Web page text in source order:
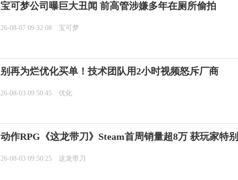
宝可梦公司曝巨大丑闻 前高管涉嫌多年在厕所偷拍
26-08-07 09:32:08 宝可梦
别再为烂优化买单！技术团队用2小时视频怒斥厂商
26-08-03 09:50:45 优化
动作RPG《这龙带刀》Steam首周销量超8万 获玩家特
26-08-03 09:50:25 这龙带刀